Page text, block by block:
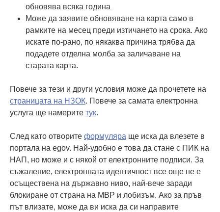
обновява всяка година
Може да заявите обновяване на карта само в
рамките на месец преди изтичането на срока. Ако
искате по-рано, по някаква причина трябва да
подадете отделна молба за заличаване на
старата карта.
Повече за тези и други условия може да прочетете на
страницата на НЗОК. Повече за самата електронна
услуга ще намерите тук.
След като отворите формуляра ще иска да влезете в
портала на egov. Най-удобно е това да стане с ПИК на
НАП, но може и с някой от електронните подписи. За
съжаление, електронната идентичност все още не е
осъществена на държавно ниво, най-вече заради
блокиране от страна на МВР и лобизъм. Ако за пръв
път влизате, може да ви иска да си направите